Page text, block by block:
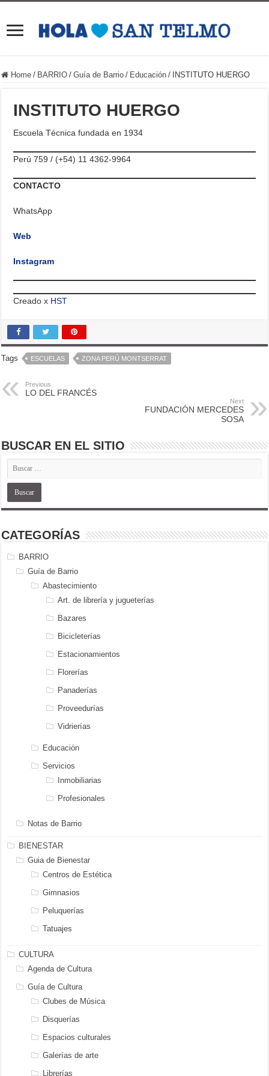
Home / BARRIO / Guía de Barrio / Educación / INSTITUTO HUERGO
INSTITUTO HUERGO
Escuela Técnica fundada en 1934
Perú 759 / (+54) 11 4362-9964
CONTACTO
WhatsApp
Web
Instagram
Creado x HST
Tags ESCUELAS ZONA PERÚ MONTSERRAT
Previous
LO DEL FRANCÉS
Next
FUNDACIÓN MERCEDES
SOSA
BUSCAR EN EL SITIO
CATEGORÍAS
BARRIO
Guía de Barrio
Abastecimiento
Art. de librería y jugueterías
Bazares
Bicicleterías
Estacionamientos
Florerías
Panaderías
Proveedurías
Vidrierías
Educación
Servicios
Inmobiliarias
Profesionales
Notas de Barrio
BIENESTAR
Guia de Bienestar
Centros de Estética
Gimnasios
Peluquerías
Tatuajes
CULTURA
Agenda de Cultura
Guía de Cultura
Clubes de Música
Disquerías
Espacios culturales
Galerías de arte
Librerías